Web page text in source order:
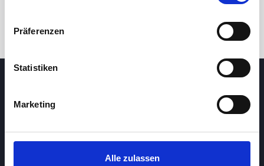
Präferenzen
Statistiken
Marketing
Alle zulassen